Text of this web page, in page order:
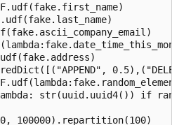
str(uuid.uuid4()) if
100000).repartition(100)